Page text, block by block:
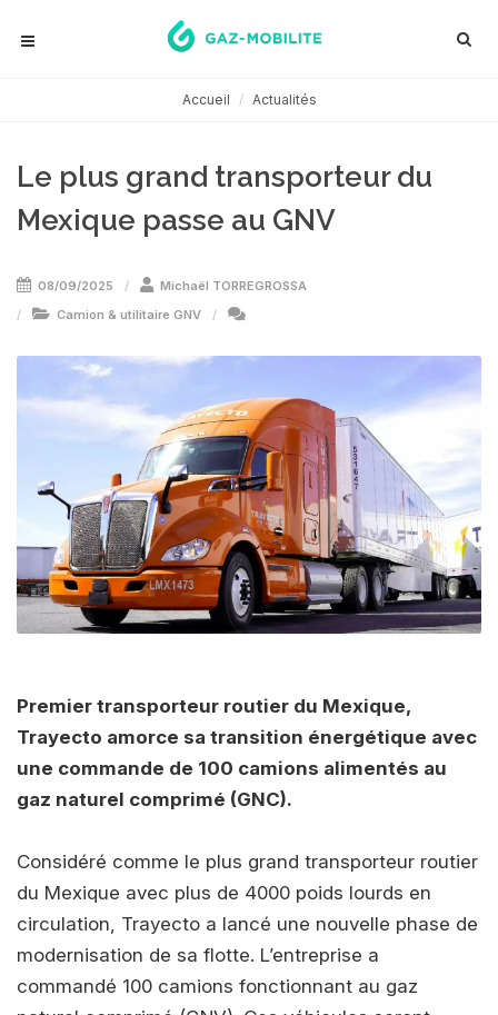
Accueil Actualités
Le plus grand transporteur du
Mexique passe au GNV
08/09/2025
Michaël TORREGROSSA
Camion & utilitaire GNV
Premier transporteur routier du Mexique,
Trayecto amorce sa transition énergétique avec
une commande de 100 camions alimentés au
gaz naturel comprimé (GNC).
Considéré comme le plus grand transporteur routier
du Mexique avec plus de 4000 poids lourds en
circulation, Trayecto a lancé une nouvelle phase de
modernisation de sa flotte. L’entreprise a
commandé 100 camions fonctionnant au gaz